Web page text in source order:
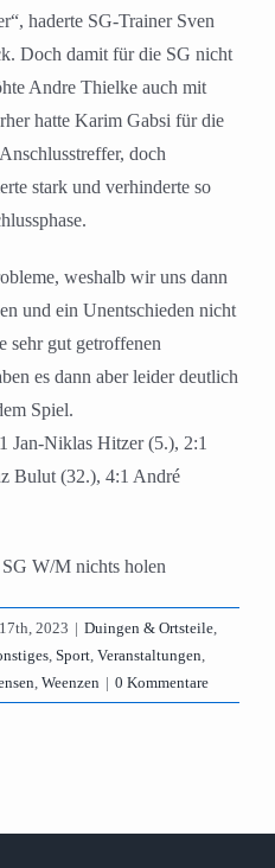
haderte SG-Trainer Sven
Doch damit für die SG nicht
Andre Thielke auch mit
hatte Karim Gabsi für die
doch
stark und verhinderte so
weshalb wir uns dann
und ein Unentschieden nicht
sehr gut getroffenen
es dann aber leider deutlich
Spiel.
Jan-Niklas Hitzer (5.), 2:1
Bulut (32.), 4:1 André
W/M nichts holen
2023 | Duingen & Ortsteile,
, Sport, Veranstaltungen,
, Weenzen | 0 Kommentare